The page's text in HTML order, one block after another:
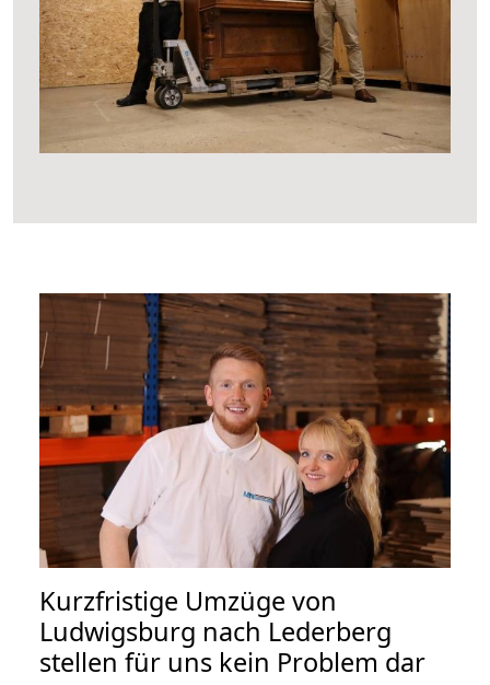
Kurzfristige Umzüge von
Ludwigsburg nach Lederberg
stellen für uns kein Problem dar